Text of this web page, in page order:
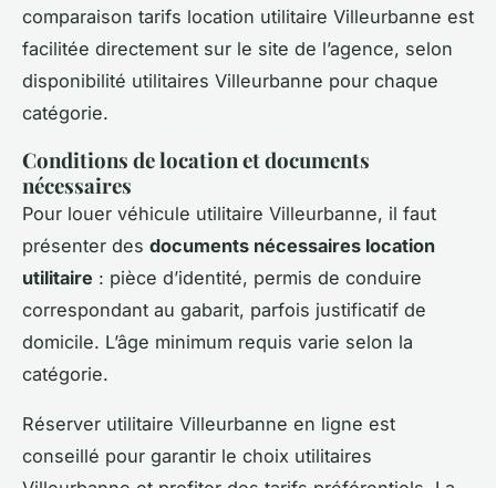
comparaison tarifs location utilitaire Villeurbanne est
facilitée directement sur le site de l’agence, selon
disponibilité utilitaires Villeurbanne pour chaque
catégorie.
Conditions de location et documents
nécessaires
Pour louer véhicule utilitaire Villeurbanne, il faut
présenter des documents nécessaires location
utilitaire : pièce d’identité, permis de conduire
correspondant au gabarit, parfois justificatif de
domicile. L’âge minimum requis varie selon la
catégorie.
Réserver utilitaire Villeurbanne en ligne est
conseillé pour garantir le choix utilitaires